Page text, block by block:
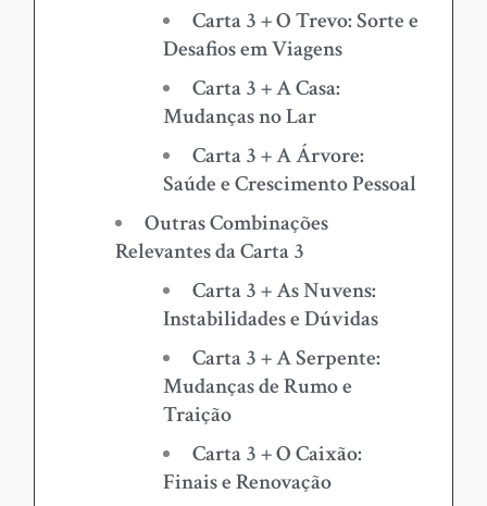
Carta 3 + O Trevo: Sorte e
Desafios em Viagens
Carta 3 + A Casa:
Mudanças no Lar
Carta 3 + A Árvore:
Saúde e Crescimento Pessoal
Outras Combinações
Relevantes da Carta 3
Carta 3 + As Nuvens:
Instabilidades e Dúvidas
Carta 3 + A Serpente:
Mudanças de Rumo e
Traição
Carta 3 + O Caixão:
Finais e Renovação